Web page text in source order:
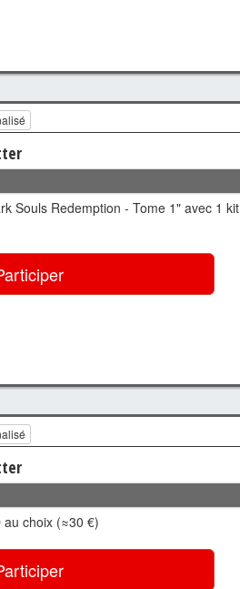
Souls Redemption - Tome 1" avec 1 kit
au choix (≈30 €)